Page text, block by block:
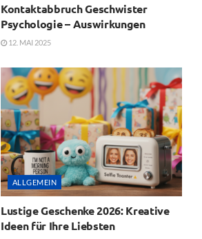
Kontaktabbruch Geschwister
Psychologie – Auswirkungen
12. MAI 2025
ALLGEMEIN
Lustige Geschenke 2026: Kreative
Ideen für Ihre Liebsten